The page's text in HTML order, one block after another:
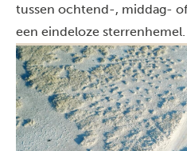
tussen ochtend-, middag- of
een eindeloze sterrenhemel.